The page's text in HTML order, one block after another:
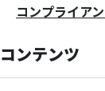
コンプライア
コンテンツ